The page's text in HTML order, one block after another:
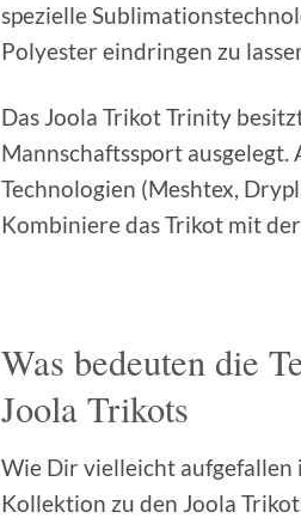
spezielle
Polyester eindringen zu
Das Joola Trikot Trinity
Mannschaftssport
Technologien (Meshtex,
Kombiniere das Trikot mit
Was bedeuten die
Joola Trikots
Wie Dir vielleicht aufgefallen
Kollektion zu den Joola